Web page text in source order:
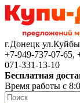
г.Донецк
+7-949-737-07-65,
071-331-13-10
Бесплатная
Время работы с